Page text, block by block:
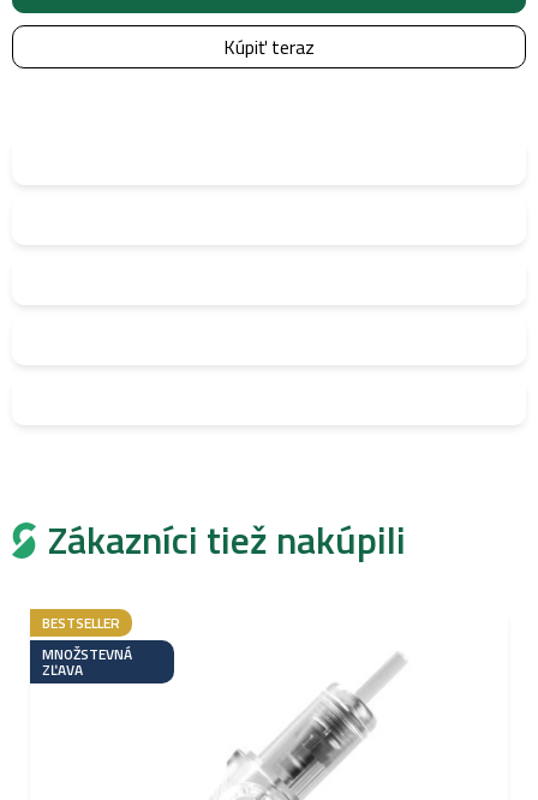
Kúpiť teraz
Zákazníci tiež nakúpili
BESTSELLER
MNOŽSTEVNÁ
ZĽAVA